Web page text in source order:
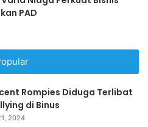
PAD
Rompies Diduga Terlibat
di Binus
2024